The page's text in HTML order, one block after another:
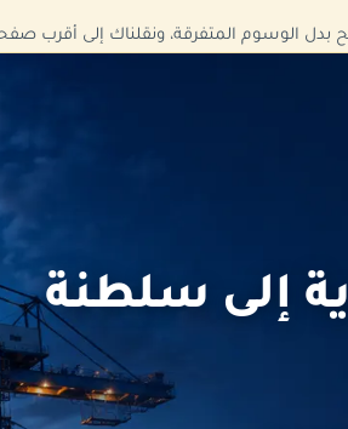
الوسوم المتفرقة، ونقلناك إلى أقرب
إلى سلطنة